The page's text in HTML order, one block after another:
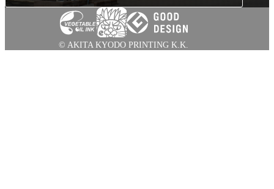
© AKITA KYODO PRINTING K.K.